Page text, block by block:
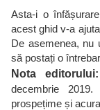
Asta-i o
acest ghid v-a
De asemenea, nu
să postați o
Nota editorului:
decembrie
prospețime și